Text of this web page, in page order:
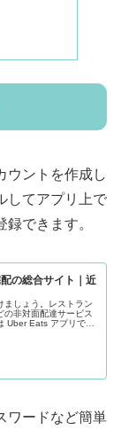
ウントを作成し
してアプリ上で
できます。
の総合サイト｜近
ましょう。レストラン
の非対面配達サービス
Uber Eats アプリで料
ワードなど簡単